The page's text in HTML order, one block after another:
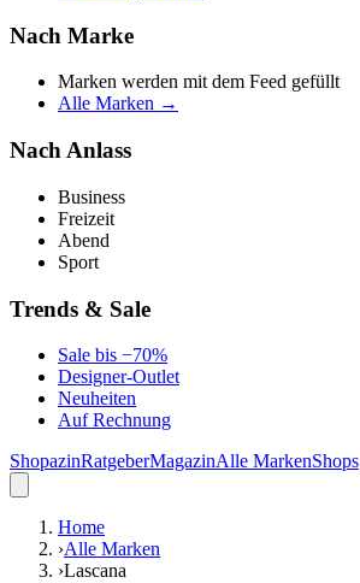
Nach Marke
Marken werden mit dem Feed gefüllt
Alle Marken →
Nach Anlass
Business
Freizeit
Abend
Sport
Trends & Sale
Sale bis −70%
Designer-Outlet
Neuheiten
Auf Rechnung
ShopazinRatgeberMagazinAlle MarkenShops
Home
›Alle Marken
›Lascana